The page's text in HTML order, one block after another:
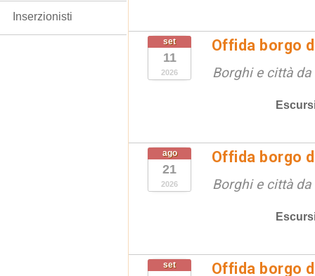
set
11
2026
Offida borgo
Borghi e città
ago
21
2026
Offida borgo
Borghi e città
set Offida borgo
Inserzionisti